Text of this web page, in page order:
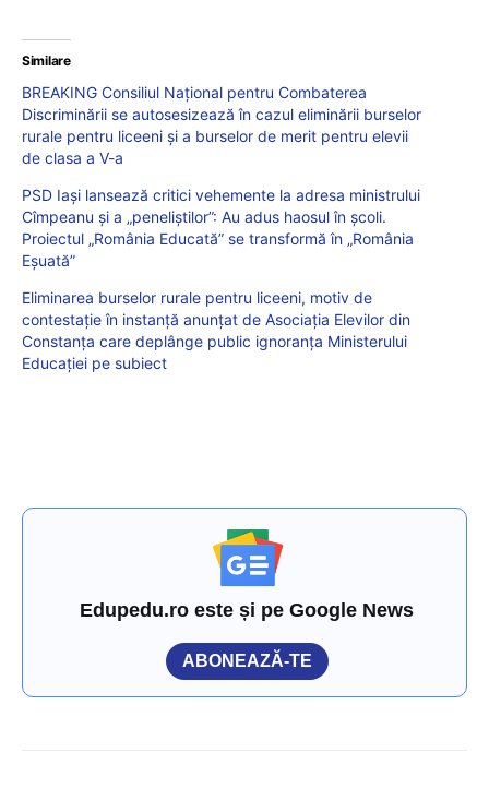
Similare
BREAKING Consiliul Național pentru Combaterea
Discriminării se autosesizează în cazul eliminării burselor
rurale pentru liceeni și a burselor de merit pentru elevii
de clasa a V-a
PSD Iași lansează critici vehemente la adresa ministrului
Cîmpeanu și a „peneliștilor”: Au adus haosul în școli.
Proiectul „România Educată” se transformă în „România
Eșuată”
Eliminarea burselor rurale pentru liceeni, motiv de
contestație în instanță anunțat de Asociația Elevilor din
Constanța care deplânge public ignoranța Ministerului
Educației pe subiect
Edupedu.ro este și pe Google News
ABONEAZĂ-TE